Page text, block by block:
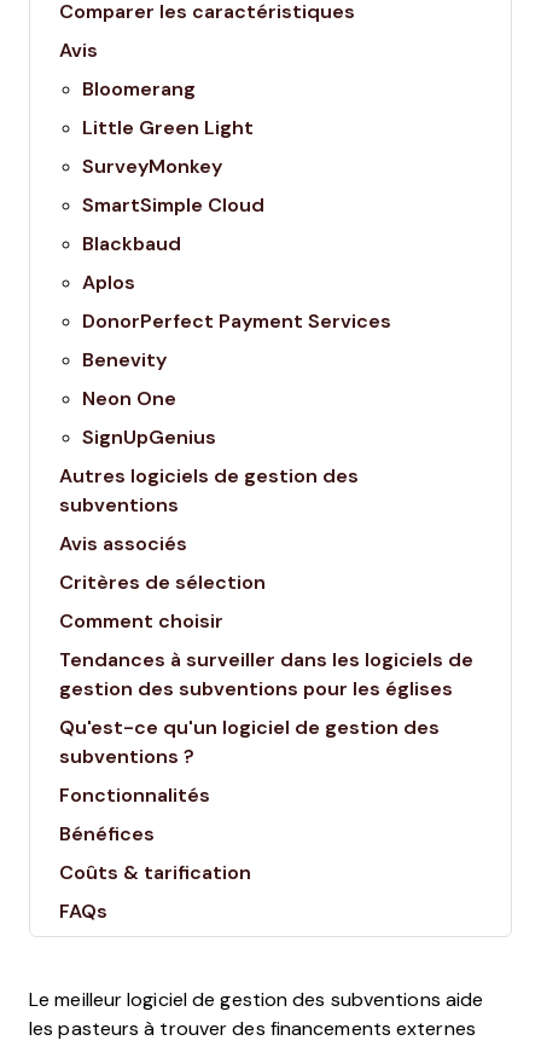
Comparer les caractéristiques
Avis
Bloomerang
Little Green Light
SurveyMonkey
SmartSimple Cloud
Blackbaud
Aplos
DonorPerfect Payment Services
Benevity
Neon One
SignUpGenius
Autres logiciels de gestion des
subventions
Avis associés
Critères de sélection
Comment choisir
Tendances à surveiller dans les logiciels de
gestion des subventions pour les églises
Qu'est-ce qu'un logiciel de gestion des
subventions ?
Fonctionnalités
Bénéfices
Coûts & tarification
FAQs
Le meilleur logiciel de gestion des subventions aide
les pasteurs à trouver des financements externes